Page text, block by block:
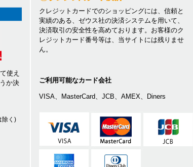
使え
か決
除く)
クレジットカードでのショッピングには、信頼と
実績のある、ゼウス社の決済システムを用いて、
決済取引の安全性を高めております。お客様のク
レジットカード番号等は、当サイトには残りませ
ん。
ご利用可能なカード会社
VISA、MasterCard、JCB、AMEX、Diners